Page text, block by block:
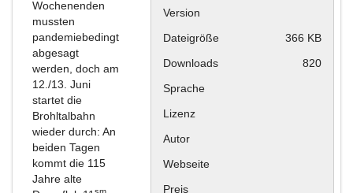
Wochenenden
mussten
pandemiebedingt
abgesagt
werden, doch am
12./13. Juni
startet die
Brohltalbahn
wieder durch: An
beiden Tagen
kommt die 115
Jahre alte
Version
Dateigröße
366 KB
Downloads
820
Sprache
Lizenz
Autor
Webseite
Preis